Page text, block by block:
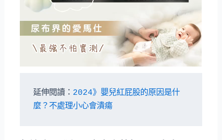
延伸閱讀： 2024》嬰兒紅屁股的原因是什
麼？不處理小心會潰瘍